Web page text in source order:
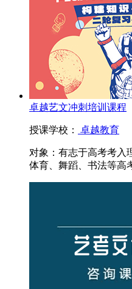
卓越艺文冲刺培训课程
授课学校： 卓越教育
对象： 有志于高考考入
体育、舞蹈、书法等高